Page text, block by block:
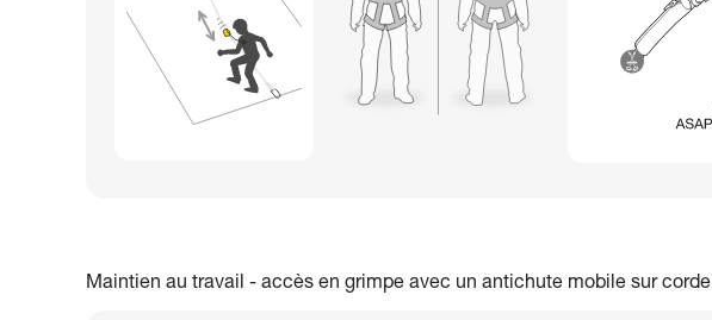
Maintien au travail - accès en grimpe avec un antichute mobile sur corde